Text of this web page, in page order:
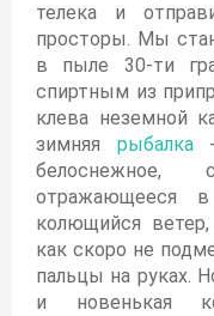
телека и
просторы. Мы
в пыле 30-ти
спиртным из
клева неземной
зимняя рыбалка-
белоснежное,
отражающееся
колющийся
как скоро не
пальцы на руках.
и новенькая